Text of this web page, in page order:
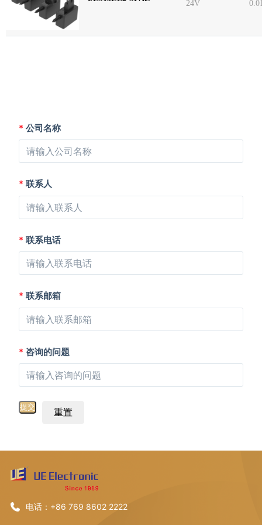
24V
* 公司名称
* 联系人
* 联系电话
* 联系邮箱
* 咨询的问题
重置
电话：+86 769 8602 2222